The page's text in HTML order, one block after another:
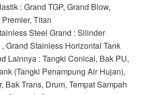
: Grand TGP, Grand Blow,
Titan
Steel Grand : Silinder
Grand Stainless Horizontal Tank
Lainnya : Tangki Conical, Bak PU,
(Tangki Penampung Air Hujan),
Bak Trans, Drum, Tempat Sampah